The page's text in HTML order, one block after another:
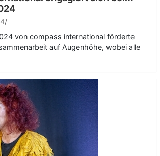
von compass international förderte
auf Augenhöhe, wobei alle